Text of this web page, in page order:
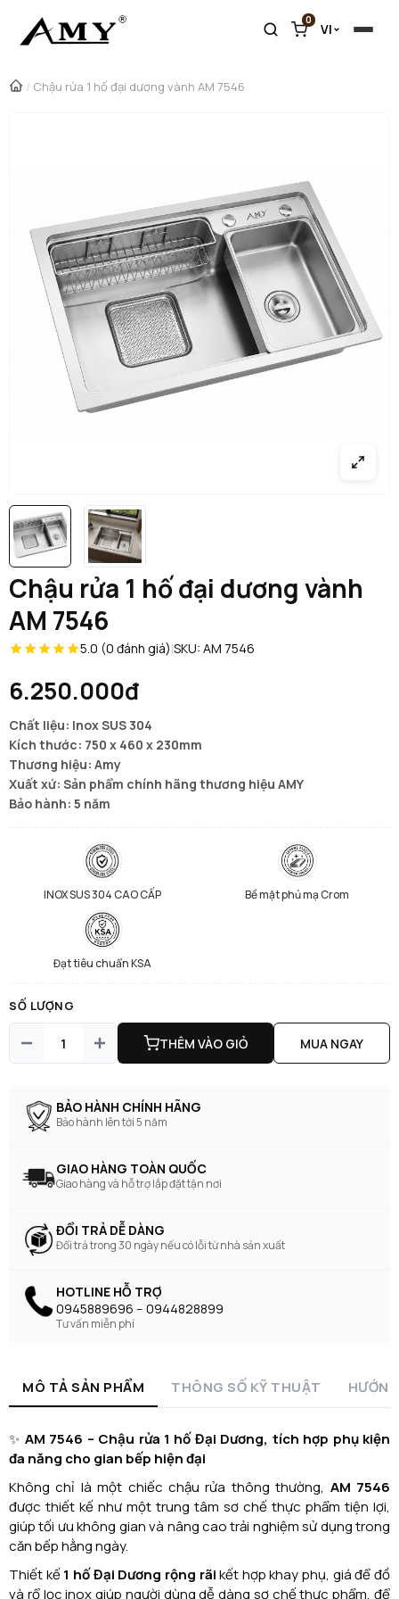
0
VI
/ Chậu rửa 1 hố đại dương vành AM 7546
Chậu rửa 1 hố đại dương vành
AM 7546
5.0 (0 đánh giá)|SKU: AM 7546
6.250.000đ
Chất liệu: Inox SUS 304
Kích thước: 750 x 460 x 230mm
Thương hiệu: Amy
Xuất xứ: Sản phẩm chính hãng thương hiệu AMY
Bảo hành: 5 năm
INOX SUS 304 CAO CẤP Bề mặt phủ mạ Crom
Đạt tiêu chuẩn KSA
SỐ LƯỢNG
THÊM VÀO GIỎ MUA NGAY
BẢO HÀNH CHÍNH HÃNG
Bảo hành lên tới 5 năm
GIAO HÀNG TOÀN QUỐC
Giao hàng và hỗ trợ lắp đặt tận nơi
ĐỔI TRẢ DỄ DÀNG
Đổi trả trong 30 ngày nếu có lỗi từ nhà sản xuất
HOTLINE HỖ TRỢ
0945889696 -- 0944828899
Tư vấn miễn phí
MÔ TẢ SẢN PHẨM THÔNG SỐ KỸ THUẬT
✨ AM 7546 – Chậu rửa 1 hố Đại Dương, tích hợp phụ kiện
đa năng cho gian bếp hiện đại
Không chỉ là một chiếc chậu rửa thông thường, AM 7546
được thiết kế như một trung tâm sơ chế thực phẩm tiện lợi,
giúp tối ưu không gian và nâng cao trải nghiệm sử dụng trong
căn bếp hằng ngày.
Thiết kế1 hố Đại Dương rộng rãikết hợp khay phụ, giá để đồ
và rổ lọc inox giúp người dùng dễ dàng sơ chế thực phẩm, để